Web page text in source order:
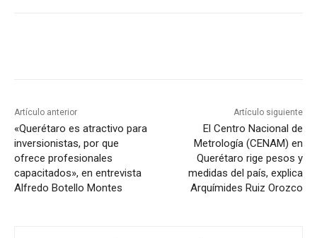
Artículo anterior
«Querétaro es atractivo para
inversionistas, por que
ofrece profesionales
capacitados», en entrevista
Alfredo Botello Montes
Artículo siguiente
El Centro Nacional de
Metrología (CENAM) en
Querétaro rige pesos y
medidas del país, explica
Arquímides Ruiz Orozco